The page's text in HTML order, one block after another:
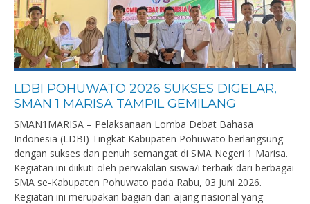
LDBI POHUWATO 2026 SUKSES DIGELAR,
SMAN 1 MARISA TAMPIL GEMILANG
SMAN1MARISA – Pelaksanaan Lomba Debat Bahasa
Indonesia (LDBI) Tingkat Kabupaten Pohuwato berlangsung
dengan sukses dan penuh semangat di SMA Negeri 1 Marisa.
Kegiatan ini diikuti oleh perwakilan siswa/i terbaik dari berbagai
SMA se-Kabupaten Pohuwato pada Rabu, 03 Juni 2026.
Kegiatan ini merupakan bagian dari ajang nasional yang